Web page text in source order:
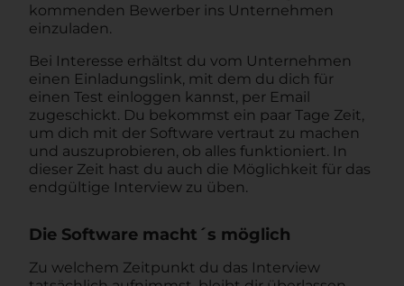
kommenden Bewerber ins Unternehmen
einzuladen.
Bei Interesse erhältst du vom Unternehmen
einen Einladungslink, mit dem du dich für
einen Test einloggen kannst, per Email
zugeschickt. Du bekommst ein paar Tage Zeit,
um dich mit der Software vertraut zu machen
und auszuprobieren, ob alles funktioniert. In
dieser Zeit hast du auch die Möglichkeit für das
endgültige Interview zu üben.
Die Software macht´s möglich
Zu welchem Zeitpunkt du das Interview